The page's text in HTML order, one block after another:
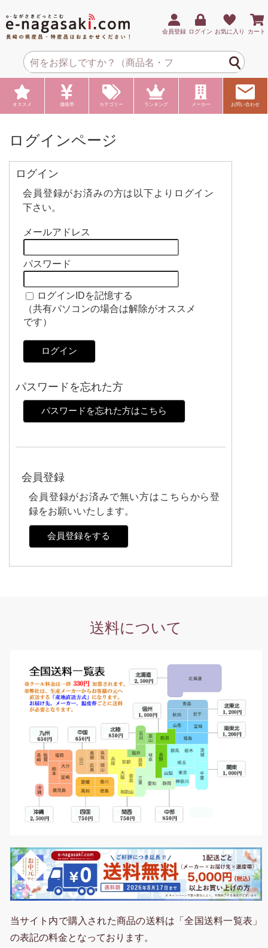
会員登録 ログイン お気に入り カート
オススメ 価格帯 カテゴリー ランキング メーカー お問い合わせ
ログインページ
ログイン
会員登録がお済みの方は以下よりログイン
下さい。
メールアドレス
パスワード
ログインIDを記憶する
（共有パソコンの場合は解除がオススメ
です）
ログイン
パスワードを忘れた方
パスワードを忘れた方はこちら
会員登録
会員登録がお済みで無い方はこちらから登
録をお願いいたします。
会員登録をする
送料について
当サイト内で購入された商品の送料は「全国送料一覧表」
の表記の料金となっております。